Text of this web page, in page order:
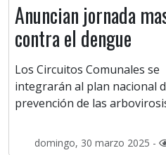
Anuncian jornada
contra el dengue
Los Circuitos Comunales se
integrarán al plan nacional
prevención de las
domingo, 30 marzo 2025 -